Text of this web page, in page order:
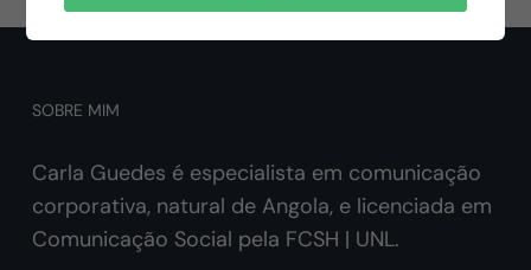
SOBRE MIM
Carla Guedes é especialista em comunicação
corporativa, natural de Angola, e licenciada em
Comunicação Social pela FCSH | UNL.